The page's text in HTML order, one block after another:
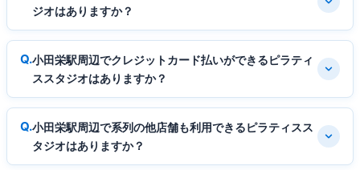
ジオはありますか？
小田栄駅周辺でクレジットカード払いができるピラティ
ススタジオはありますか？
小田栄駅周辺で系列の他店舗も利用できるピラティスス
タジオはありますか？